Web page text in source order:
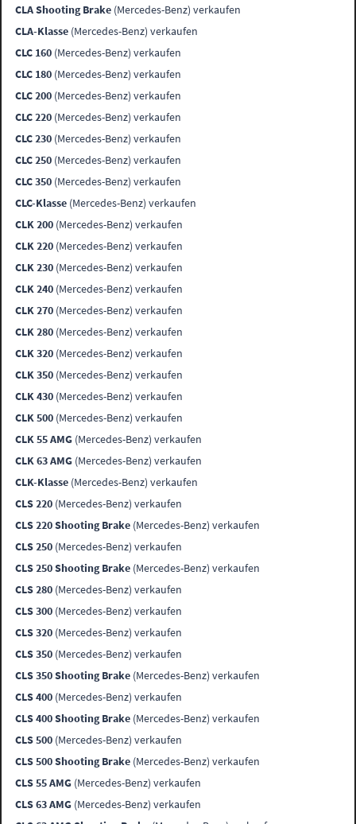
CLA Shooting Brake (Mercedes-Benz) verkaufen
CLA-Klasse (Mercedes-Benz) verkaufen
CLC 160 (Mercedes-Benz) verkaufen
CLC 180 (Mercedes-Benz) verkaufen
CLC 200 (Mercedes-Benz) verkaufen
CLC 220 (Mercedes-Benz) verkaufen
CLC 230 (Mercedes-Benz) verkaufen
CLC 250 (Mercedes-Benz) verkaufen
CLC 350 (Mercedes-Benz) verkaufen
CLC-Klasse (Mercedes-Benz) verkaufen
CLK 200 (Mercedes-Benz) verkaufen
CLK 220 (Mercedes-Benz) verkaufen
CLK 230 (Mercedes-Benz) verkaufen
CLK 240 (Mercedes-Benz) verkaufen
CLK 270 (Mercedes-Benz) verkaufen
CLK 280 (Mercedes-Benz) verkaufen
CLK 320 (Mercedes-Benz) verkaufen
CLK 350 (Mercedes-Benz) verkaufen
CLK 430 (Mercedes-Benz) verkaufen
CLK 500 (Mercedes-Benz) verkaufen
CLK 55 AMG (Mercedes-Benz) verkaufen
CLK 63 AMG (Mercedes-Benz) verkaufen
CLK-Klasse (Mercedes-Benz) verkaufen
CLS 220 (Mercedes-Benz) verkaufen
CLS 220 Shooting Brake (Mercedes-Benz) verkaufen
CLS 250 (Mercedes-Benz) verkaufen
CLS 250 Shooting Brake (Mercedes-Benz) verkaufen
CLS 280 (Mercedes-Benz) verkaufen
CLS 300 (Mercedes-Benz) verkaufen
CLS 320 (Mercedes-Benz) verkaufen
CLS 350 (Mercedes-Benz) verkaufen
CLS 350 Shooting Brake (Mercedes-Benz) verkaufen
CLS 400 (Mercedes-Benz) verkaufen
CLS 400 Shooting Brake (Mercedes-Benz) verkaufen
CLS 500 (Mercedes-Benz) verkaufen
CLS 500 Shooting Brake (Mercedes-Benz) verkaufen
CLS 55 AMG (Mercedes-Benz) verkaufen
CLS 63 AMG (Mercedes-Benz) verkaufen